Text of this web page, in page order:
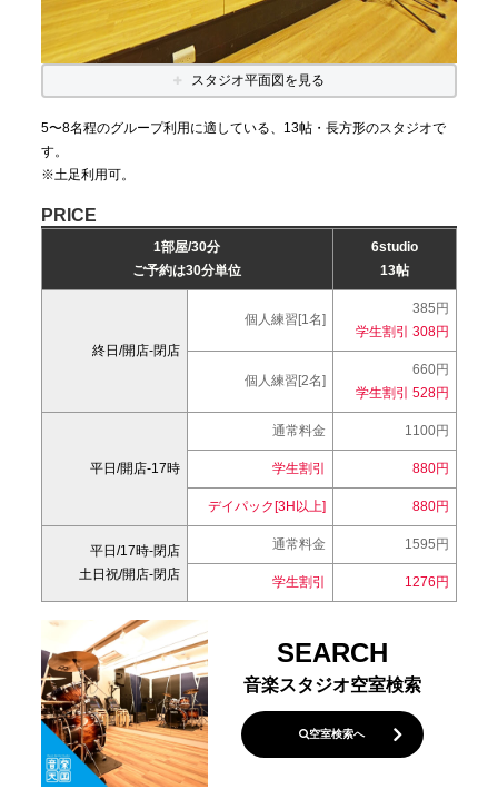
スタジオ平面図を見る
5〜8名程のグループ利用に適している、13帖・長方形のスタジオで
す。
※土足利用可。
PRICE
1部屋/30分
ご予約は30分単位
6studio
13帖
終日/開店-閉店
個人練習[1名]
385円
学生割引 308円
個人練習[2名]
660円
学生割引 528円
平日/開店-17時
通常料金 1100円
学生割引 880円
デイパック[3H以上] 880円
平日/17時-閉店
土日祝/開店-閉店
通常料金 1595円
学生割引 1276円
SEARCH
音楽スタジオ空室検索
空室検索へ